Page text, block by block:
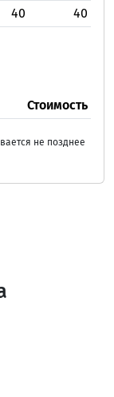
40 40
Стоимость
не позднее